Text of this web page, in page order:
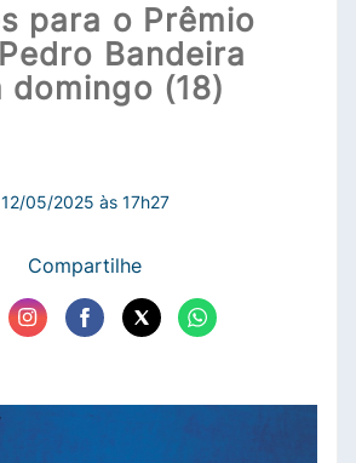
para o Prêmio
Bandeira
domingo (18)
12/05/2025 às 17h27
Compartilhe